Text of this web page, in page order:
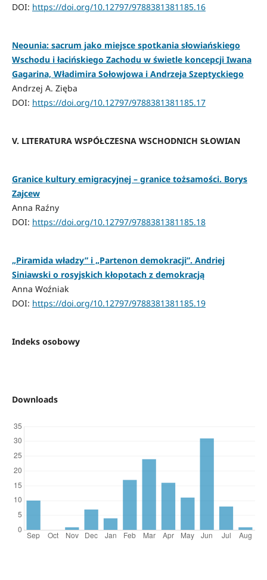
DOI: https://doi.org/10.12797/9788381381185.16
Neounia: sacrum jako miejsce spotkania słowiańskiego
Wschodu i łacińskiego Zachodu w świetle koncepcji Iwana
Gagarina, Władimira Sołowjowa i Andrzeja Szeptyckiego
Andrzej A. Zięba
DOI: https://doi.org/10.12797/9788381381185.17
V. LITERATURA WSPÓŁCZESNA WSCHODNICH SŁOWIAN
Granice kultury emigracyjnej – granice tożsamości. Borys
Zajcew
Anna Raźny
DOI: https://doi.org/10.12797/9788381381185.18
„Piramida władzy” i „Partenon demokracji”. Andriej
Siniawski o rosyjskich kłopotach z demokracją
Anna Woźniak
DOI: https://doi.org/10.12797/9788381381185.19
Indeks osobowy
Downloads